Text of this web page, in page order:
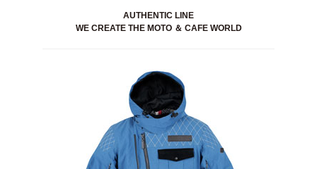
AUTHENTIC LINE
WE CREATE THE MOTO ＆ CAFE WORLD